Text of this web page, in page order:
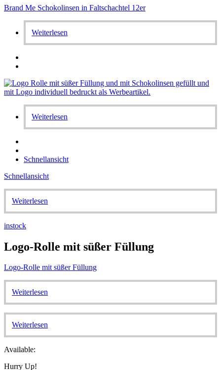
Brand Me Schokolinsen in Faltschachtel 12er
Weiterlesen
Weiterlesen
Schnellansicht
Schnellansicht
Weiterlesen
instock
Logo-Rolle mit süßer Füllung
Logo-Rolle mit süßer Füllung
Weiterlesen
Weiterlesen
Available:
Hurry Up!